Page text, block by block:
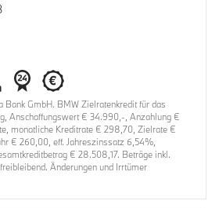
Bank GmbH. BMW Zielratenkredit für das
Anschaffungswert € 34.990,-, Anzahlung €
monatliche Kreditrate € 298,70, Zielrate €
€ 260,00, eff. Jahreszinssatz 6,54%,
€ 28.508,17. Beträge inkl.
Änderungen und Irrtümer